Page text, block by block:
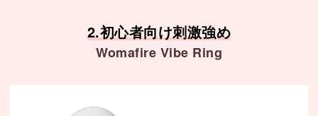
2.初心者向け刺激強め
Womafire Vibe Ring